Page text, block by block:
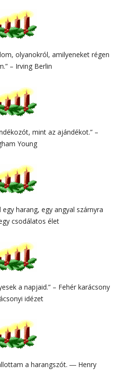
olyanokról, amilyeneket régen
– Irving Berlin
mint az ajándékot.” –
Young
harang, egy angyal szárnyra
csodálatos élet
a napjaid.” – Fehér karácsony
idézet
a harangszót. ― Henry